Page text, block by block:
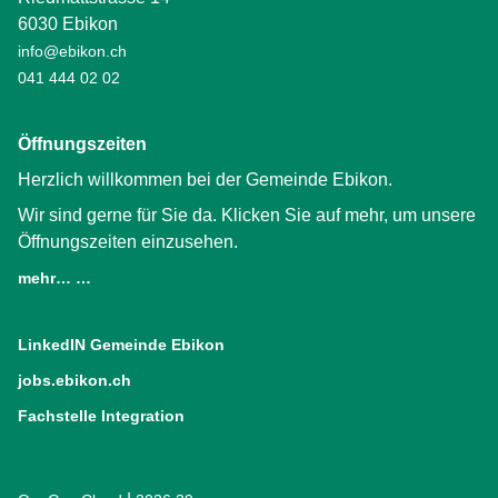
6030 Ebikon
info@ebikon.ch
041 444 02 02
Öffnungszeiten
Herzlich willkommen bei der Gemeinde Ebikon.
Wir sind gerne für Sie da. Klicken Sie auf mehr, um unsere
Öffnungszeiten einzusehen.
mehr… …
LinkedIN Gemeinde Ebikon
jobs.ebikon.ch
Fachstelle Integration